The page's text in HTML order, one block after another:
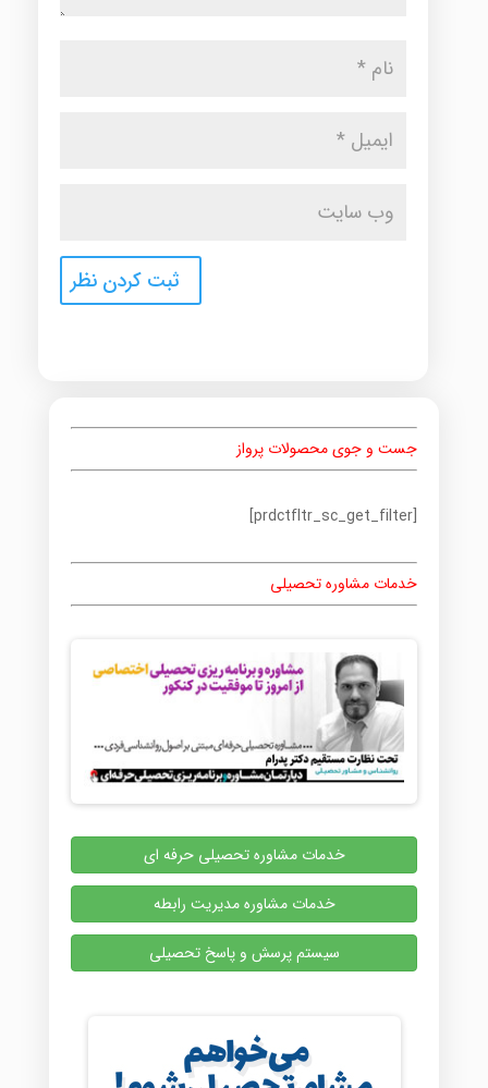
جست و جوی محصولات پرواز
[prdctfltr_sc_get_filter]
خدمات مشاوره تحصیلی
خدمات مشاوره تحصیلی حرفه ای
خدمات مشاوره مدیریت رابطه
سیستم پرسش و پاسخ تحصیلی